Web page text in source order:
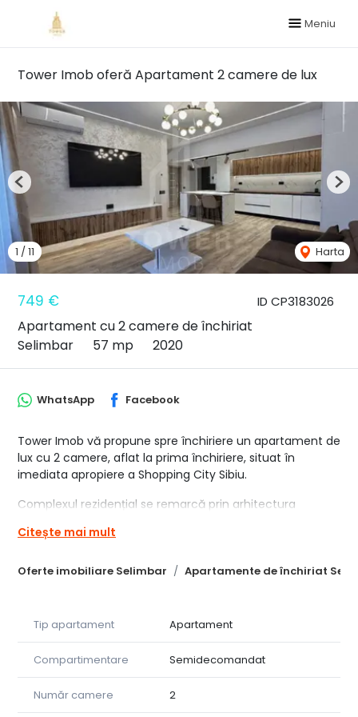
Meniu
Tower Imob oferă Apartament 2 camere de lux
ID CP3183026
749 €
Apartament cu 2 camere de închiriat
Selimbar
57 mp 2020
1 /11 Harta
Previous
Oferte imobiliare Selimbar Apartamente de închiriat
WhatsApp Facebook
Tower Imob vă propune spre închiriere un apartament de
lux cu 2 camere, aflat la prima închiriere, situat în
imediata apropiere a Shopping City Sibiu.
Complexul rezidențial se remarcă prin arhitectura
lifturi de mare viteză, sistemul de videointerfon și
* Living cu bucătărie open-space și acces către terasă –
23,92 mp;
* Dormitor cu dressing și acces către terasă – 15,51 mp;
* Baie – 6,14 mp;
* Spațiu de depozitare/dressing – 3,50 mp;
Citește mai mult
Tip apartament Apartament
Compartimentare Semidecomandat
Număr camere 2